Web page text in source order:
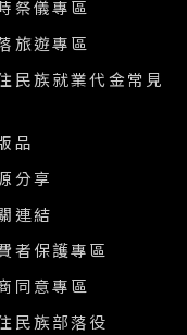
祭儀專區
旅遊專區
民族就業代金常見
品
分享
連結
者保護專區
同意專區
民族部落役